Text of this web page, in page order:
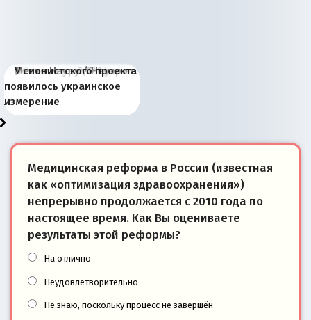
Киевская марионетка
Запада рассказала о
«переобувании» хозяев
В России назрели
перемены: 15 шагов к
суверенной экономике
Миграционный пожар
Европы
Россия начинает
сбрасывать балласт
Анкориджа
Россия зимой 1904
года: первые уступки во
внутренней политике
Русская нация вчера и
сегодня
Почему правый крах в
Варшаве не поможет её
отношениям с Россией?
Место Науру / Науэро в
современной истории
Южной Осетии
У сионистского проекта
появилось украинское
измерение
Медицинская реформа в России (известная
как «оптимизация здравоохранения»)
непрерывно продолжается с 2010 года по
настоящее время. Как Вы оцениваете
результаты этой реформы?
На отлично
Неудовлетворительно
Не знаю, поскольку процесс не завершён